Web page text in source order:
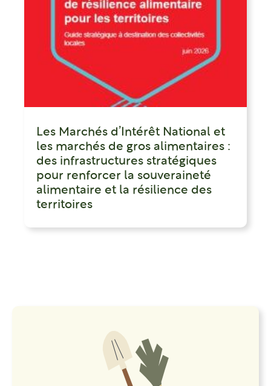
Les Marchés d’Intérêt National et
les marchés de gros alimentaires :
des infrastructures stratégiques
pour renforcer la souveraineté
alimentaire et la résilience des
territoires